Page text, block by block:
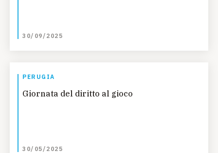
30/09/2025
PERUGIA
Giornata del diritto al gioco
30/05/2025